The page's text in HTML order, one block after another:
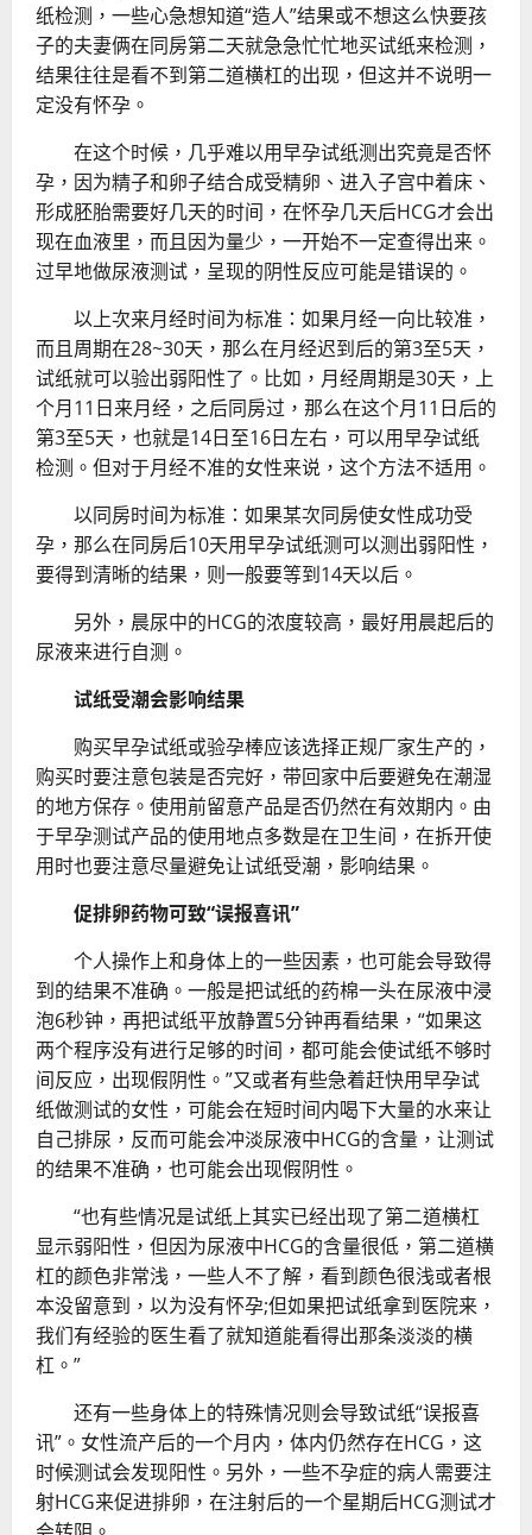
纸检测，一些心急想知道“造人”结果或不想这么快要孩
子的夫妻俩在同房第二天就急急忙忙地买试纸来检测，
结果往往是看不到第二道横杠的出现，但这并不说明一
定没有怀孕。
在这个时候，几乎难以用早孕试纸测出究竟是否怀
孕，因为精子和卵子结合成受精卵、进入子宫中着床、
形成胚胎需要好几天的时间，在怀孕几天后HCG才会出
现在血液里，而且因为量少，一开始不一定查得出来。
过早地做尿液测试，呈现的阴性反应可能是错误的。
以上次来月经时间为标准：如果月经一向比较准，
而且周期在28~30天，那么在月经迟到后的第3至5天，
试纸就可以验出弱阳性了。比如，月经周期是30天，上
个月11日来月经，之后同房过，那么在这个月11日后的
第3至5天，也就是14日至16日左右，可以用早孕试纸
检测。但对于月经不准的女性来说，这个方法不适用。
以同房时间为标准：如果某次同房使女性成功受
孕，那么在同房后10天用早孕试纸测可以测出弱阳性，
要得到清晰的结果，则一般要等到14天以后。
另外，晨尿中的HCG的浓度较高，最好用晨起后的
尿液来进行自测。
试纸受潮会影响结果
购买早孕试纸或验孕棒应该选择正规厂家生产的，
购买时要注意包装是否完好，带回家中后要避免在潮湿
的地方保存。使用前留意产品是否仍然在有效期内。由
于早孕测试产品的使用地点多数是在卫生间，在拆开使
用时也要注意尽量避免让试纸受潮，影响结果。
促排卵药物可致“误报喜讯”
个人操作上和身体上的一些因素，也可能会导致得
到的结果不准确。一般是把试纸的药棉一头在尿液中浸
泡6秒钟，再把试纸平放静置5分钟再看结果，“如果这
两个程序没有进行足够的时间，都可能会使试纸不够时
间反应，出现假阴性。”又或者有些急着赶快用早孕试
纸做测试的女性，可能会在短时间内喝下大量的水来让
自己排尿，反而可能会冲淡尿液中HCG的含量，让测试
的结果不准确，也可能会出现假阴性。
“也有些情况是试纸上其实已经出现了第二道横杠
显示弱阳性，但因为尿液中HCG的含量很低，第二道横
杠的颜色非常浅，一些人不了解，看到颜色很浅或者根
本没留意到，以为没有怀孕;但如果把试纸拿到医院来，
我们有经验的医生看了就知道能看得出那条淡淡的横
杠。”
还有一些身体上的特殊情况则会导致试纸“误报喜
讯”。女性流产后的一个月内，体内仍然存在HCG，这
时候测试会发现阳性。另外，一些不孕症的病人需要注
射HCG来促进排卵，在注射后的一个星期后HCG测试才